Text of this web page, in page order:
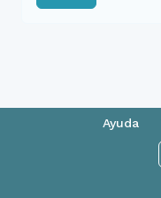
Ayuda